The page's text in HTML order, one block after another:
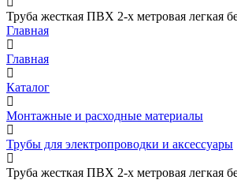
Труба жесткая ПВХ 2-х метровая легкая
Главная
Главная
Каталог
Монтажные и расходные материалы
Трубы для электропроводки и аксессуары
Труба жесткая ПВХ 2-х метровая легкая